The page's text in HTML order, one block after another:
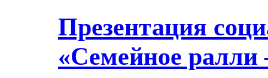
Презентация
«Семейное ралли